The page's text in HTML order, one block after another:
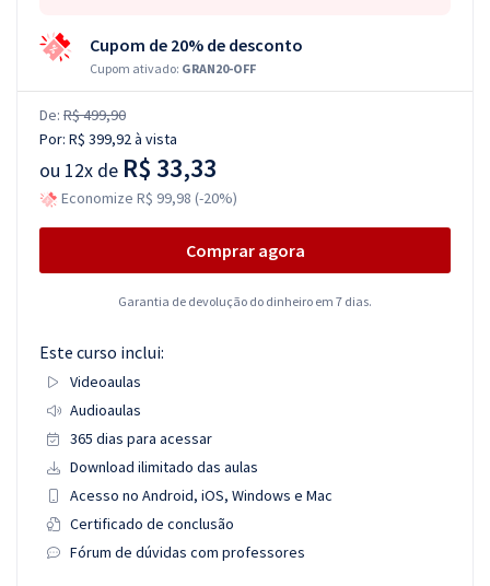
Cupom de 20% de desconto
Cupom ativado: GRAN20-OFF
De: R$ 499,90
Por: R$ 399,92à vista
ou 12x de R$ 33,33
Economize R$ 99,98 (-20%)
Comprar agora
Garantia de devolução do dinheiro em 7 dias.
Este curso inclui:
Videoaulas
Audioaulas
365 dias para acessar
Download ilimitado das aulas
Acesso no Android, iOS, Windows e Mac
Certificado de conclusão
Fórum de dúvidas com professores